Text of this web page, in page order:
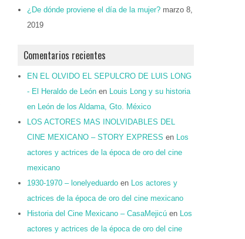
¿De dónde proviene el día de la mujer? marzo 8,
2019
Comentarios recientes
EN EL OLVIDO EL SEPULCRO DE LUIS LONG
- El Heraldo de León en Louis Long y su historia
en León de los Aldama, Gto. México
LOS ACTORES MAS INOLVIDABLES DEL
CINE MEXICANO – STORY EXPRESS en Los
actores y actrices de la época de oro del cine
mexicano
1930-1970 – lonelyeduardo en Los actores y
actrices de la época de oro del cine mexicano
Historia del Cine Mexicano – CasaMejicú en Los
actores y actrices de la época de oro del cine